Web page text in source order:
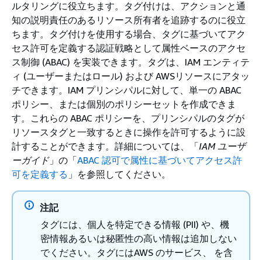
ルタリングに役立ちます。タグ付けは、アクションと通
知の説明責任のあるリソース所有者を追跡するのに役立
ちます。タグ付けを使用する場合、タグに基づいてアク
セス許可を定義する認証戦略として属性ベースのアクセ
ス制御 (ABAC) を実装できます。タグは、IAM エンティテ
ィ (ユーザーまたはロール) および AWSリソースにアタッ
チできます。IAM プリンシパルに対して、単一の ABAC
ポリシー、または個別のポリシーセットを作成できま
す。これらの ABAC ポリシーを、プリンシパルのタグが
リソースタグと一致するときに操作を許可するように設
計することができます。詳細については、「IAM ユーザ
ーガイド」の「ABAC 認可で属性に基づいてアクセス許
可を定義する 」を参照してください。
注記
タグには、個人を特定できる情報 (PII) や、機
密情報あるいは秘匿性の高い情報は追加しない
でください。タグにはAWS のサービス、 を含